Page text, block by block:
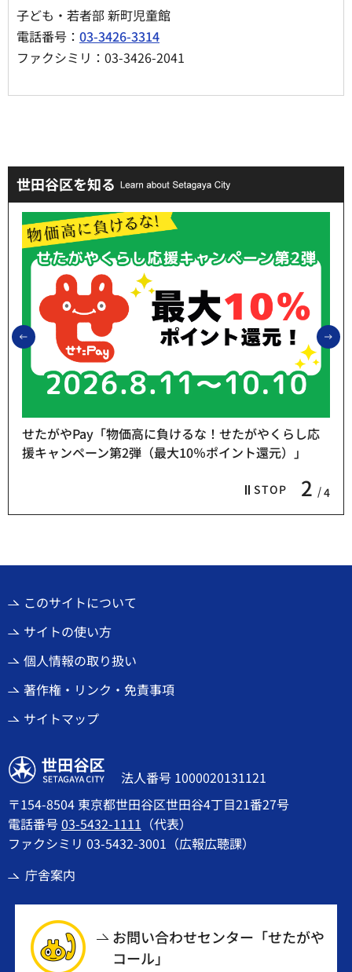
子ども・若者部 新町児童館
電話番号： 03-3426-3314
ファクシミリ：03-3426-2041
世田谷区を知る
前のスライドを表示
STOP 2 4
せたがやPay「物価高に負けるな！せたがやくらし応
援キャンペーン第2弾（最大10％ポイント還元）」
このサイトについて
サイトの使い方
個人情報の取り扱い
著作権・リンク・免責事項
サイトマップ
世田谷区
法人番号 1000020131121
〒154-8504 東京都世田谷区世田谷4丁目21番27号
電話番号03-5432-1111 （代表）
ファクシミリ 03-5432-3001（広報広聴課）
庁舎案内
お問い合わせセンター「せたがや
コール」